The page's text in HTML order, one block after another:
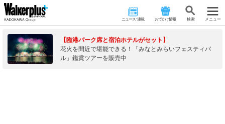
ニュース･連載 おでかけ情報 検 索 メニュー
【臨港パーク席と宿泊ホテルがセット】
花火を間近で堪能できる！「みなとみらいフェスティバ
ル」鑑賞ツアーを販売中